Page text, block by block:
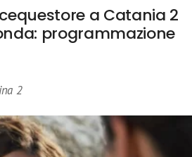
a Catania 2
programmazione
2